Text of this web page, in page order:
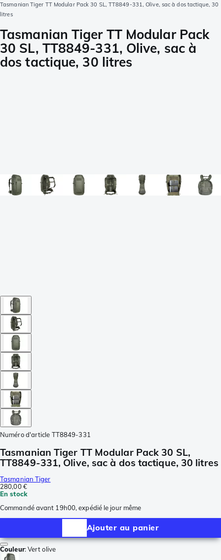
Tasmanian Tiger TT Modular Pack 30 SL, TT8849-331, Olive, sac à dos tactique, 30
litres
Tasmanian Tiger TT Modular Pack
30 SL, TT8849-331, Olive, sac à
dos tactique, 30 litres
Numéro d'article TT8849-331
Tasmanian Tiger TT Modular Pack 30 SL,
TT8849-331, Olive, sac à dos tactique, 30 litres
Tasmanian Tiger
280,00 €
En stock
Commandé avant 19h00, expédié le jour même
Ajouter au panier
Couleur:Vert olive